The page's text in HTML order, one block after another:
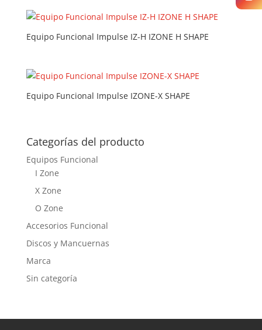
Equipo Funcional Impulse IZ-H IZONE H SHAPE
Equipo Funcional Impulse IZONE-X SHAPE
Categorías del producto
Equipos Funcional
I Zone
X Zone
O Zone
Accesorios Funcional
Discos y Mancuernas
Marca
Sin categoría